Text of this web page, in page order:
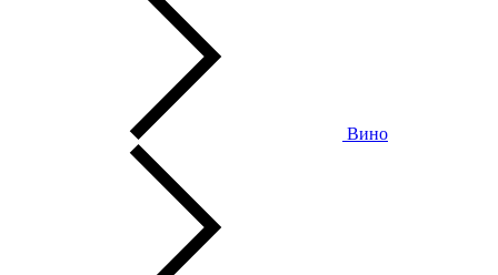
Вино